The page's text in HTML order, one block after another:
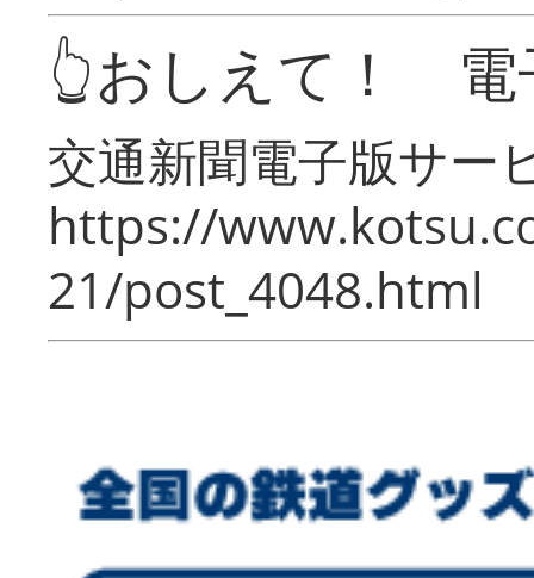
👆おしえて！ 電
交通新聞電子版サー
https://
21/post_4048.html